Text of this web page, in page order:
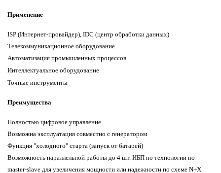
Применение
ISP (Интернет-провайдер), IDC (центр обработки данных)
Телекоммуникационное оборудование
Автоматизация промышленных процессов
Интеллектуальное оборудование
Точные инструменты
Преимущества
Полностью цифровое управление
Возможна эксплуатация совместно с генератором
Функция "холодного" старта (запуск от батарей)
Возможность параллельной работы до 4 шт. ИБП по технологии no-
master-slave для увеличения мощности или надежности по схеме N+X